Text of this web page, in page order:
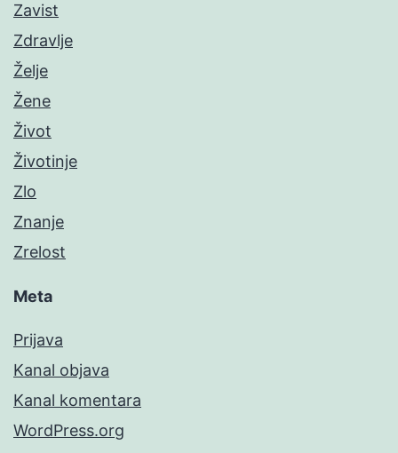
Zavist
Zdravlje
Želje
Žene
Život
Životinje
Zlo
Znanje
Zrelost
Meta
Prijava
Kanal objava
Kanal komentara
WordPress.org